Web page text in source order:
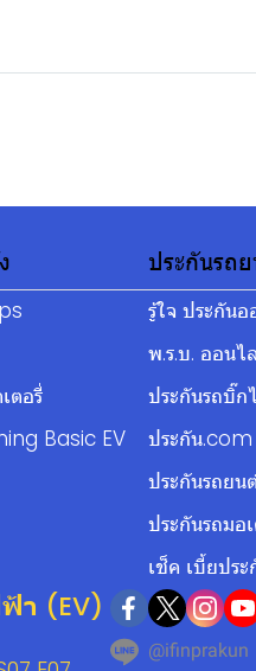
ตอรี่
Basic EV
ประกันรถ
รู้ใจ ประกัน
พ.ร.บ. ออน
ประกันรถบิ๊
ประกัน.com
ประกันรถยน
ประกันรถมอ
เช็ค เบี้ยปร
า (EV)
@ifinprakun